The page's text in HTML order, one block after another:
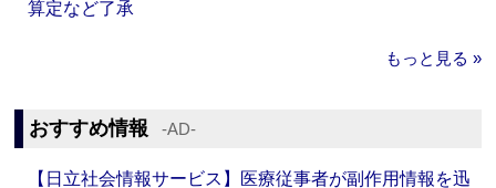
算定など了承
もっと見る »
おすすめ情報 ‐AD‐
【日立社会情報サービス】医療従事者が副作用情報を迅